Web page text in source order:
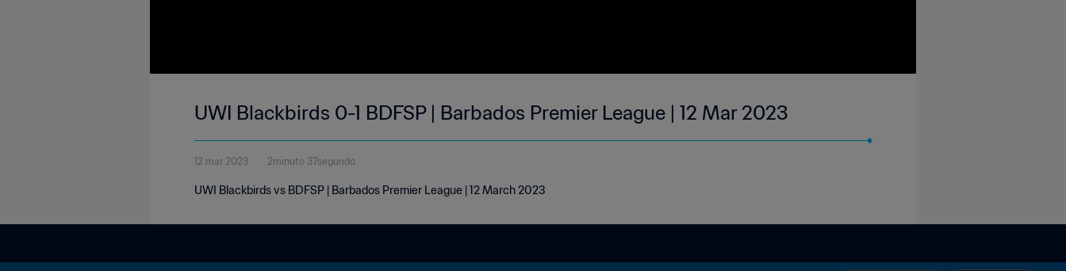
UWI Blackbirds 0-1 BDFSP | Barbados Premier League | 12 Mar 2023
12 mar 2023 2minuto 37segundo
UWI Blackbirds vs BDFSP | Barbados Premier League | 12 March 2023